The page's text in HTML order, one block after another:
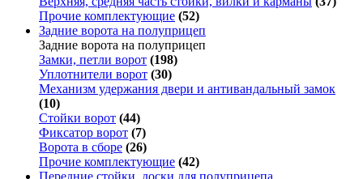
Прочие комплектующие (52)
Задние ворота на полуприцеп
Задние ворота на полуприцеп
Замки, петли ворот (198)
Уплотнители ворот (30)
Механизм удержания двери и антивандальный замок
(10)
Стойки ворот (44)
Фиксатор ворот (7)
Ворота в сборе (26)
Прочие комплектующие (42)
Передние стойки, доски для полуприцепа